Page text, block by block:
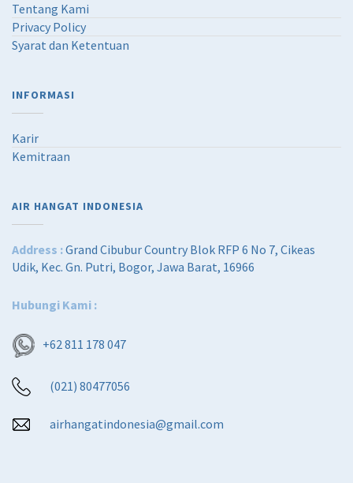
Tentang Kami
Privacy Policy
Syarat dan Ketentuan
INFORMASI
Karir
Kemitraan
AIR HANGAT INDONESIA
Address :Grand Cibubur Country Blok RFP 6 No 7, Cikeas
Udik, Kec. Gn. Putri, Bogor, Jawa Barat, 16966
Hubungi Kami :
+62 811 178 047
(021) 80477056
airhangatindonesia@gmail.com